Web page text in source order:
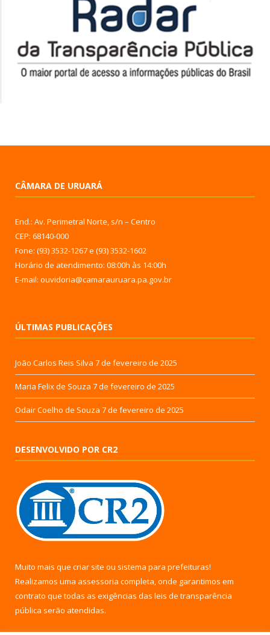
CÂMARA DE URUARÁ
End.: Av. Perimetral Norte, s/n – Centro
CEP: 68140-000
Fone: (93) 3532-1267 e (93) 3532-1602
Horário de atendimento: 08:00h às 14:00h
E-mail: ouvidoria@camarauruara.pa.gov.br
ÚLTIMAS PUBLICAÇÕES
João Carlos Reis Silva 7 de fevereiro de 2025
Maria Felix de Souza 7 de fevereiro de 2025
Odair Coelho de Souza 7 de fevereiro de 2025
DESENVOLVIDO POR CR2
Muito mais que criar site ou sistema para prefeituras!
Realizamos uma assessoria completa, onde garantimos em
contrato que todas as exigências das leis de transparência
pública serão atendidas.